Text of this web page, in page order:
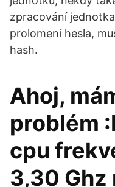
zpracování
prolomení hesla,
hash.
Ahoj,
problém
cpu
3,30 Ghz